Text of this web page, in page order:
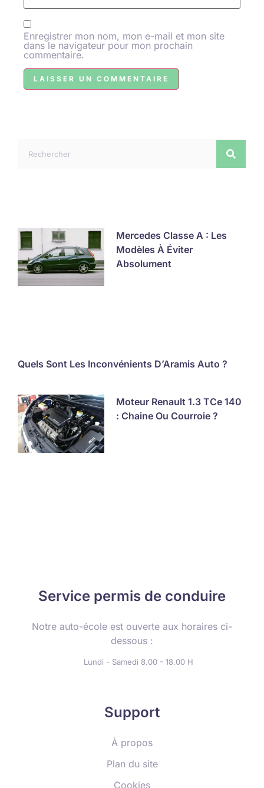
Enregistrer mon nom, mon e-mail et mon site
dans le navigateur pour mon prochain
commentaire.
Mercedes Classe A : Les
Modèles À Éviter
Absolument
Quels Sont Les Inconvénients D’Aramis Auto ?
Moteur Renault 1.3 TCe 140
: Chaine Ou Courroie ?
Service permis de conduire
Notre auto-école est ouverte aux horaires ci-
dessous :
Lundi - Samedi 8.00 - 18.00 H
Support
À propos
Plan du site
Cookies